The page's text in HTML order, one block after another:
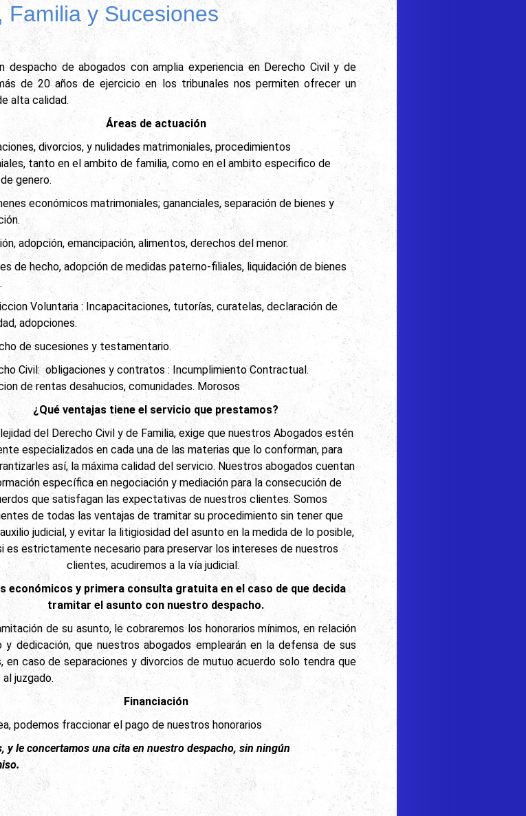
Familia y Sucesiones
despacho de abogados con amplia experiencia en Derecho Civil y de
de 20 años de ejercicio en los tribunales nos permiten ofrecer un
alta calidad.
Áreas de actuación
divorcios, y nulidades matrimoniales, procedimientos
tanto en el ambito de familia, como en el ambito especifico de
genero.
económicos matrimoniales; gananciales, separación de bienes y
adopción, emancipación, alimentos, derechos del menor.
de hecho, adopción de medidas paterno-filiales, liquidación de bienes
Voluntaria : Incapacitaciones, tutorías, curatelas, declaración de
adopciones.
de sucesiones y testamentario.
Civil: obligaciones y contratos : Incumplimiento Contractual.
de rentas desahucios, comunidades. Morosos
¿Qué ventajas tiene el servicio que prestamos?
del Derecho Civil y de Familia, exige que nuestros Abogados estén
especializados en cada una de las materias que lo conforman, para
así, la máxima calidad del servicio.Nuestros abogados cuentan
específica en negociación y mediación para la consecución de
que satisfagan las expectativas de nuestros clientes. Somos
de todas las ventajas de tramitar su procedimiento sin tener que
judicial, y evitar la litigiosidad del asunto en la medida de lo posible,
es estrictamente necesario para preservar los intereses de nuestros
clientes, acudiremos a la vía judicial.
económicos y primera consulta gratuita en el caso de que decida
tramitar el asunto con nuestro despacho.
de su asunto, le cobraremos los honorarios mínimos, en relación
y dedicación, que nuestros abogados emplearán en la defensa de sus
en caso de separaciones y divorcios de mutuo acuerdo solo tendra que
al juzgado.
Financiación
podemos fraccionar el pago de nuestros honorarios
y le concertamos una cita en nuestro despacho, sin ningún